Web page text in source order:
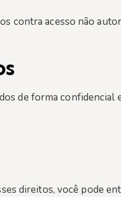
contra acesso não
de forma confidencial
direitos, você pode